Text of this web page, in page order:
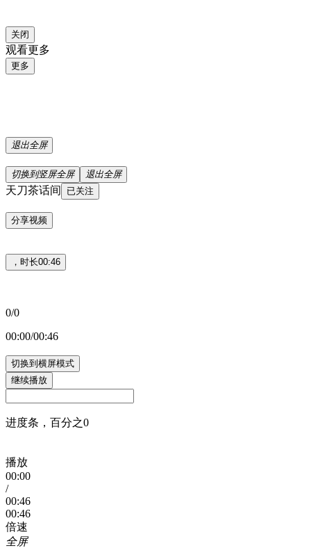
关闭
观看更多
更多
退出全屏
切换到竖屏全屏 退出全屏
天刀茶话间 已关注
分享视频
，时长00:46
0/0
00:00/00:46
切换到横屏模式
继续播放
进度条，百分之0
播放
00:00
/
00:46
00:46
倍速
全屏